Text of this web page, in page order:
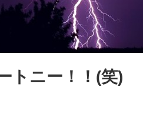
トニー！！(笑)